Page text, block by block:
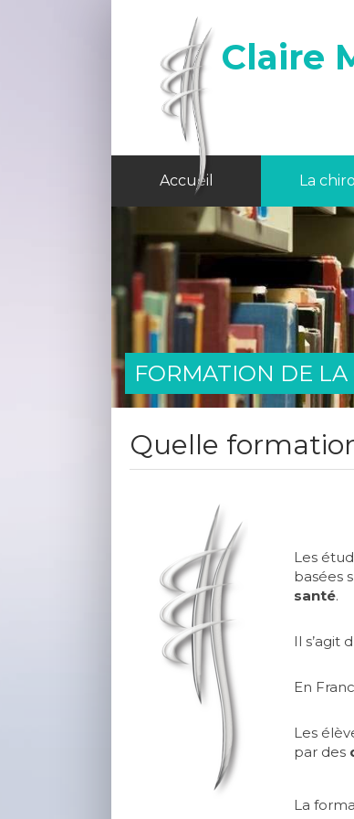
Claire
Accueil La
FORMATION DE LA
Quelle
Les
basées
santé.
Il s’agit
En
Les
par des
La